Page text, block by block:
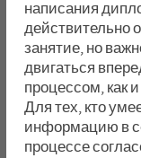
написания
действительно
занятие, но
двигаться
процессом, как и
Для тех, кто
информацию в
процессе